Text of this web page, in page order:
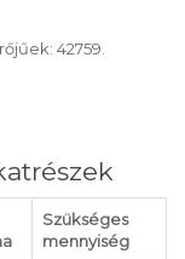
42759.
Szükséges
mennyiség